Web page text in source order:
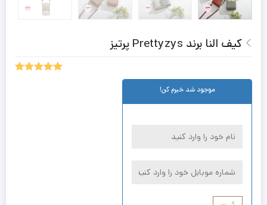
کیف النا برند Prettyzys پرتیز
موجود شد خبرم کن!